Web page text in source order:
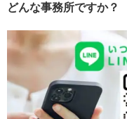
どんな事務所ですか？